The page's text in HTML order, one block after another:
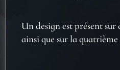
Un design est présent
ainsi que sur la